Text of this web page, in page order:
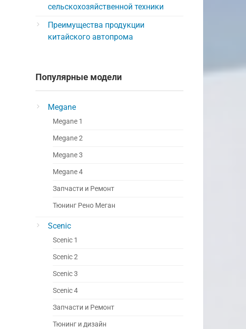
сельскохозяйственной техники
Преимущества продукции
китайского автопрома
Популярные модели
Megane
Megane 1
Megane 2
Megane 3
Megane 4
Запчасти и Ремонт
Тюнинг Рено Меган
Scenic
Scenic 1
Scenic 2
Scenic 3
Scenic 4
Запчасти и Ремонт
Тюнинг и дизайн